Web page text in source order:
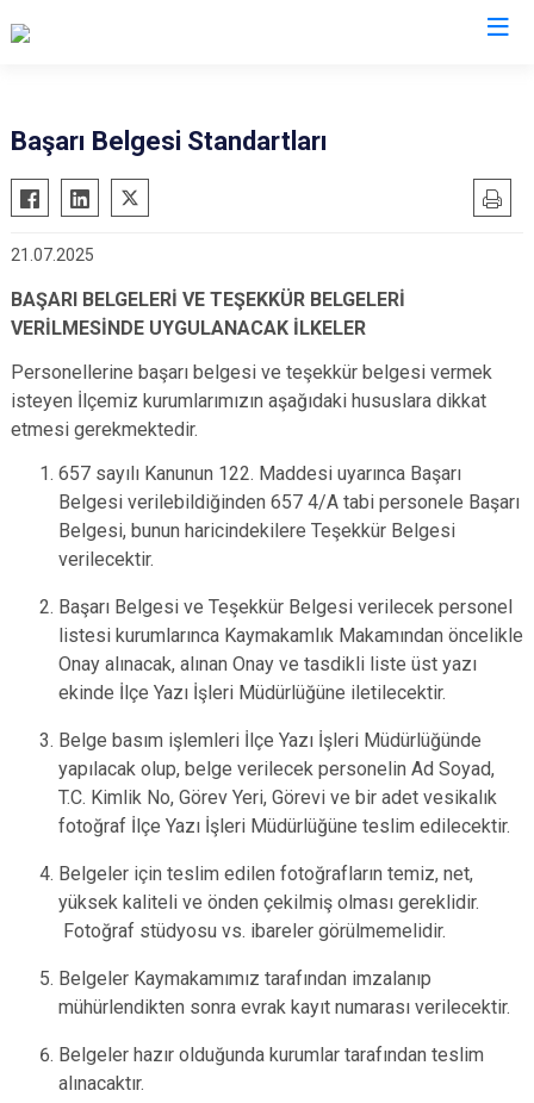
Bahçesaray
Başkale
Çaldıran
Çatak
Edremit
Erciş
Gevaş
Saray
İpekyolu
Tuşba
Başarı Belgesi Standartları
21.07.2025
BAŞARI BELGELERİ VE TEŞEKKÜR BELGELERİ
VERİLMESİNDE UYGULANACAK İLKELER
Personellerine başarı belgesi ve teşekkür belgesi vermek
isteyen İlçemiz kurumlarımızın aşağıdaki hususlara dikkat
etmesi gerekmektedir.
657 sayılı Kanunun 122. Maddesi uyarınca Başarı
Belgesi verilebildiğinden 657 4/A tabi personele Başarı
Belgesi, bunun haricindekilere Teşekkür Belgesi
verilecektir.
Başarı Belgesi ve Teşekkür Belgesi verilecek personel
listesi kurumlarınca Kaymakamlık Makamından öncelikle
Onay alınacak, alınan Onay ve tasdikli liste üst yazı
ekinde İlçe Yazı İşleri Müdürlüğüne iletilecektir.
Belge basım işlemleri İlçe Yazı İşleri Müdürlüğünde
yapılacak olup, belge verilecek personelin Ad Soyad,
T.C. Kimlik No, Görev Yeri, Görevi ve bir adet vesikalık
fotoğraf İlçe Yazı İşleri Müdürlüğüne teslim edilecektir.
Belgeler için teslim edilen fotoğrafların temiz, net,
yüksek kaliteli ve önden çekilmiş olması gereklidir.
Fotoğraf stüdyosu vs. ibareler görülmemelidir.
Belgeler Kaymakamımız tarafından imzalanıp
mühürlendikten sonra evrak kayıt numarası verilecektir.
Belgeler hazır olduğunda kurumlar tarafından teslim
alınacaktır.